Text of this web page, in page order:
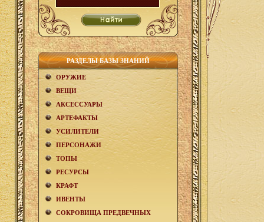
РАЗДЕЛЫ БАЗЫ ЗНАНИЙ
ОРУЖИЕ
ВЕЩИ
АКCЕСCУАРЫ
АРТЕФАКТЫ
УСИЛИТЕЛИ
ПЕРСОНАЖИ
ТОПЫ
РЕСУРСЫ
КРАФТ
ИВЕНТЫ
СОКРОВИЩА ПРЕДВЕЧНЫХ